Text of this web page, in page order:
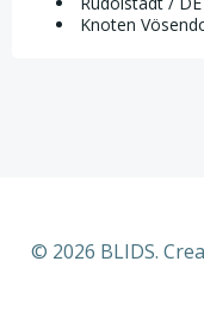
Knoten
© 2026 BLIDS.